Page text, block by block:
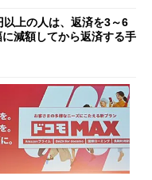
以上の人は、返済を3～6
減額してから返済する手